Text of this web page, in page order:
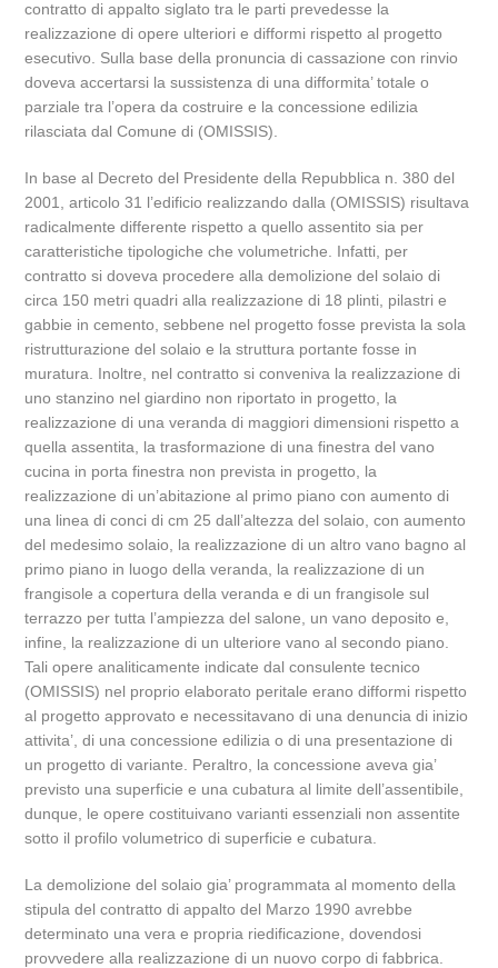
contratto di appalto siglato tra le parti prevedesse la
realizzazione di opere ulteriori e difformi rispetto al progetto
esecutivo. Sulla base della pronuncia di cassazione con rinvio
doveva accertarsi la sussistenza di una difformita’ totale o
parziale tra l’opera da costruire e la concessione edilizia
rilasciata dal Comune di (OMISSIS).
In base al Decreto del Presidente della Repubblica n. 380 del
2001, articolo 31 l’edificio realizzando dalla (OMISSIS) risultava
radicalmente differente rispetto a quello assentito sia per
caratteristiche tipologiche che volumetriche. Infatti, per
contratto si doveva procedere alla demolizione del solaio di
circa 150 metri quadri alla realizzazione di 18 plinti, pilastri e
gabbie in cemento, sebbene nel progetto fosse prevista la sola
ristrutturazione del solaio e la struttura portante fosse in
muratura. Inoltre, nel contratto si conveniva la realizzazione di
uno stanzino nel giardino non riportato in progetto, la
realizzazione di una veranda di maggiori dimensioni rispetto a
quella assentita, la trasformazione di una finestra del vano
cucina in porta finestra non prevista in progetto, la
realizzazione di un’abitazione al primo piano con aumento di
una linea di conci di cm 25 dall’altezza del solaio, con aumento
del medesimo solaio, la realizzazione di un altro vano bagno al
primo piano in luogo della veranda, la realizzazione di un
frangisole a copertura della veranda e di un frangisole sul
terrazzo per tutta l’ampiezza del salone, un vano deposito e,
infine, la realizzazione di un ulteriore vano al secondo piano.
Tali opere analiticamente indicate dal consulente tecnico
(OMISSIS) nel proprio elaborato peritale erano difformi rispetto
al progetto approvato e necessitavano di una denuncia di inizio
attivita’, di una concessione edilizia o di una presentazione di
un progetto di variante. Peraltro, la concessione aveva gia’
previsto una superficie e una cubatura al limite dell’assentibile,
dunque, le opere costituivano varianti essenziali non assentite
sotto il profilo volumetrico di superficie e cubatura.
La demolizione del solaio gia’ programmata al momento della
stipula del contratto di appalto del Marzo 1990 avrebbe
determinato una vera e propria riedificazione, dovendosi
provvedere alla realizzazione di un nuovo corpo di fabbrica.